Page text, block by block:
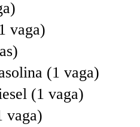
vaga)
(1 vaga)
(1 vaga)
vaga)